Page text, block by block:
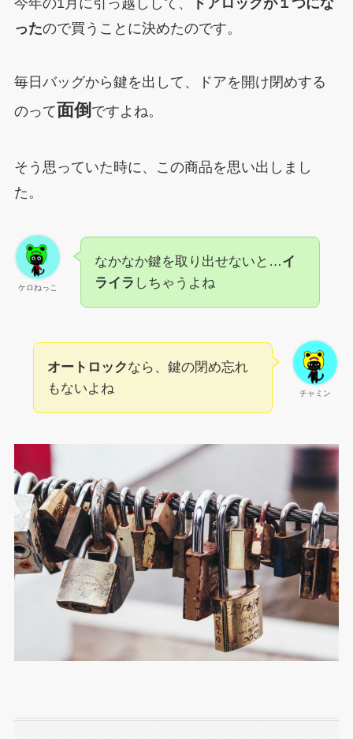
今年の1月に引っ越しして、
ドアロックが１つにな
ったので買うことに決めたのです。
毎日バッグから鍵を出して、ドアを開け閉めする
のって面倒 ですよね。
そう思っていた時に、この商品を思い出しまし
た。
ケロねっこ
なかなか鍵を取り出せないと…イ
ライラ しちゃうよね
チャミン
オートロックなら、鍵の閉め忘れ
もないよね